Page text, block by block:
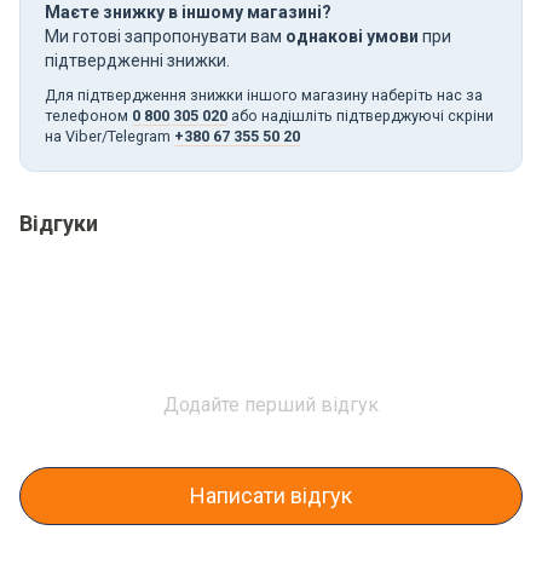
Маєте знижку в іншому магазині?
Ми готові запропонувати вам однакові умови при
підтвердженні знижки.
Для підтвердження знижки іншого магазину наберіть нас за
телефоном 0 800 305 020 або надішліть підтверджуючі скріни
на Viber/Telegram +380 67 355 50 20
Відгуки
Додайте перший відгук
Написати відгук